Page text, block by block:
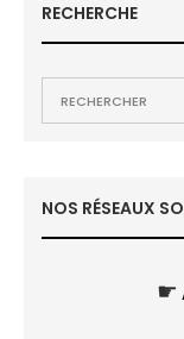
RECHERCHE
NOS RÉSEAUX
☛